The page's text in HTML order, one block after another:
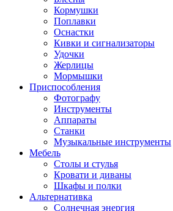
Кормушки
Поплавки
Оснастки
Кивки и сигнализаторы
Удочки
Жерлицы
Мормышки
Приспособления
Фотографу
Инструменты
Аппараты
Станки
Музыкальные инструменты
Мебель
Столы и стулья
Кровати и диваны
Шкафы и полки
Альтернативка
Солнечная энергия